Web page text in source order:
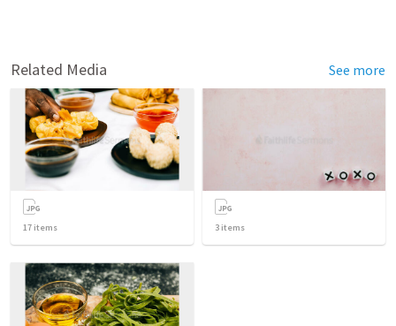
Related Media See more
17 items 3 items